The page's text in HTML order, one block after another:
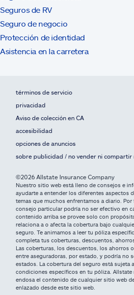
Seguros de RV
Seguro de negocio
Protección de identidad
Asistencia en la carretera
términos de servicio
privacidad
Aviso de colección en CA
accesibilidad
opciones de anuncios
sobre publicidad / no vender ni compartir
©2026 Allstate Insurance Company
Nuestro sitio web está lleno de consejos e
ayudarte a entender los diferentes aspectos
temas que muchos enfrentamos a diario.
consejo particular podría no ser efectivo en
contenido arriba se provee solo con
relaciona a o afecta la cobertura bajo
seguro. Te animamos a leer tu póliza
completa tus coberturas, descuentos,
Las coberturas, los descuentos, los ahorros
entre aseguradoras, por estado, y podría no
estados. La cobertura del seguro está sujeta
condiciones específicos en tu póliza. Allstate
endosa el contenido de cualquier sitio web
enlazado desde este sitio web.